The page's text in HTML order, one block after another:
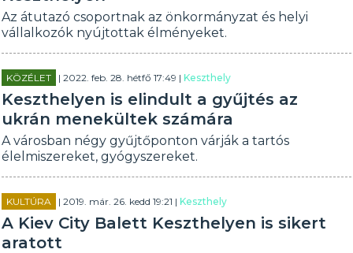
Az átutazó csoportnak az önkormányzat és helyi
vállalkozók nyújtottak élményeket.
KÖZÉLET | 2022. feb. 28. hétfő 17:49 |Keszthely
Keszthelyen is elindult a gyűjtés az
ukrán menekültek számára
A városban négy gyűjtőponton várják a tartós
élelmiszereket, gyógyszereket.
KULTÚRA | 2019. már. 26. kedd 19:21 |Keszthely
A Kiev City Balett Keszthelyen is sikert
aratott